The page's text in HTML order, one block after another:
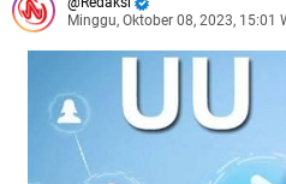
Minggu, Oktober 08, 2023, 15:01